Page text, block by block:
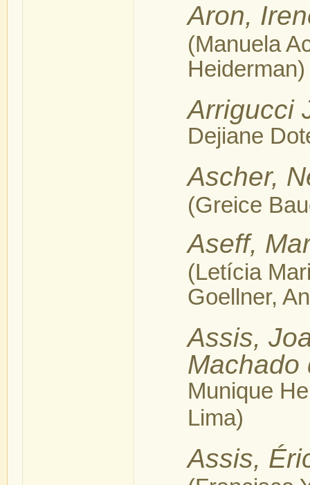
Aron,
(Manuela
Heiderman)
Arrigucci
Dejiane
Ascher,
(Greice
Aseff,
(Letícia
Goellner,
Assis,
Machado
Munique
Lima)
Assis,